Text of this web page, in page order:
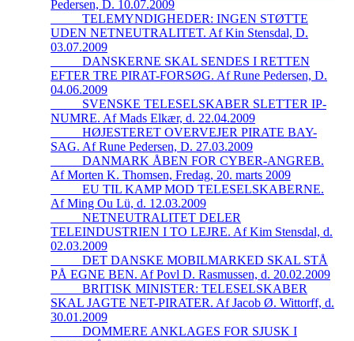
Pedersen, D. 10.07.2009
_____TELEMYNDIGHEDER: INGEN STØTTE
UDEN NETNEUTRALITET. Af Kin Stensdal, D.
03.07.2009
_____DANSKERNE SKAL SENDES I RETTEN
EFTER TRE PIRAT-FORSØG. Af Rune Pedersen, D.
04.06.2009
_____SVENSKE TELESELSKABER SLETTER IP-
NUMRE. Af Mads Elkær, d. 22.04.2009
_____HØJESTERET OVERVEJER PIRATE BAY-
SAG. Af Rune Pedersen, D. 27.03.2009
_____DANMARK ÅBEN FOR CYBER-ANGREB.
Af Morten K. Thomsen, Fredag, 20. marts 2009
_____EU TIL KAMP MOD TELESELSKABERNE.
Af Ming Ou Lü, d. 12.03.2009
_____NETNEUTRALITET DELER
TELEINDUSTRIEN I TO LEJRE. Af Kim Stensdal, d.
02.03.2009
_____DET DANSKE MOBILMARKED SKAL STÅ
PÅ EGNE BEN. Af Povl D. Rasmussen, d. 20.02.2009
_____BRITISK MINISTER: TELESELSKABER
SKAL JAGTE NET-PIRATER. Af Jacob Ø. Wittorff, d.
30.01.2009
_____DOMMERE ANKLAGES FOR SJUSK I